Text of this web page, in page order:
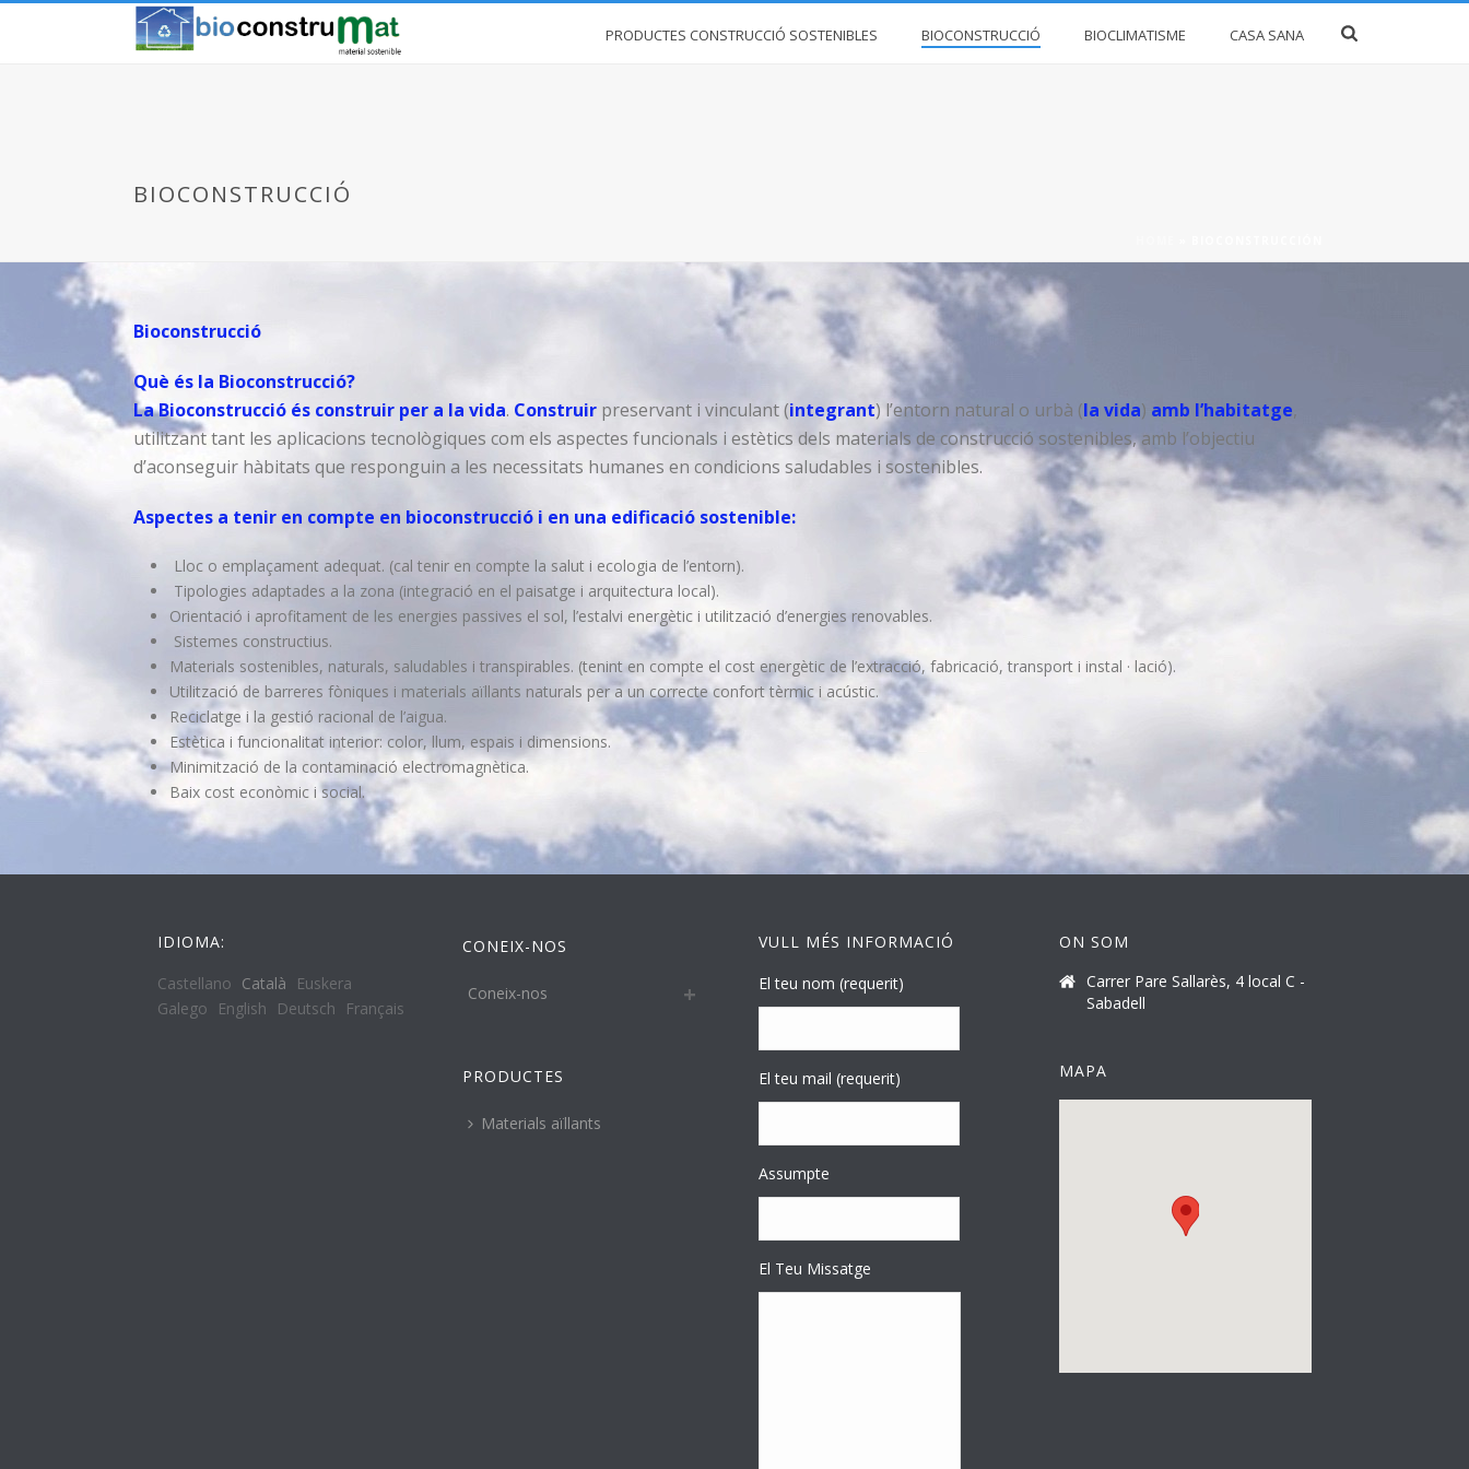
PRODUCTES CONSTRUCCIÓ SOSTENIBLES BIOCONSTRUCCIÓ BIOCLIMATISME CASA SANA
BIOCONSTRUCCIÓ
Bioconstrucció
Què és la Bioconstrucció?
La Bioconstrucció és construir per a la vida. Construir preservant i vinculant (integrant) l’entorn natural o urbà (la vida) amb l’habitatge,
utilitzant tant les aplicacions tecnològiques com els aspectes funcionals i estètics dels materials de construcció sostenibles, amb l’objectiu
d’aconseguir hàbitats que responguin a les necessitats humanes en condicions saludables i sostenibles.
Aspectes a tenir en compte en bioconstrucció i en una edificació sostenible:
Lloc o emplaçament adequat. (cal tenir en compte la salut i ecologia de l’entorn).
Tipologies adaptades a la zona (integració en el paisatge i arquitectura local).
Orientació i aprofitament de les energies passives el sol, l’estalvi energètic i utilització d’energies renovables.
Sistemes constructius.
Materials sostenibles, naturals, saludables i transpirables. (tenint en compte el cost energètic de l’extracció, fabricació, transport i instal · lació).
Utilització de barreres fòniques i materials aïllants naturals per a un correcte confort tèrmic i acústic.
Reciclatge i la gestió racional de l’aigua.
Estètica i funcionalitat interior: color, llum, espais i dimensions.
Minimització de la contaminació electromagnètica.
Baix cost econòmic i social.
IDIOMA:
Castellano Català
Euskera
Galego
English Deutsch Français
CONEIX-NOS
Coneix-nos
PRODUCTES
Materials aïllants
VULL MÉS INFORMACIÓ
El teu nom (requerit)
El teu mail (requerit)
Assumpte
El Teu Missatge
ON SOM
Carrer Pare Sallarès, 4 local C -
Sabadell
MAPA